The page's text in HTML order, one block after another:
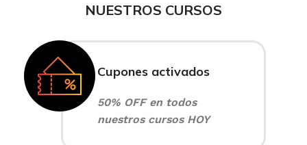
NUESTROS CURSOS
Cupones activados
50% OFF en todos
nuestros cursos HOY